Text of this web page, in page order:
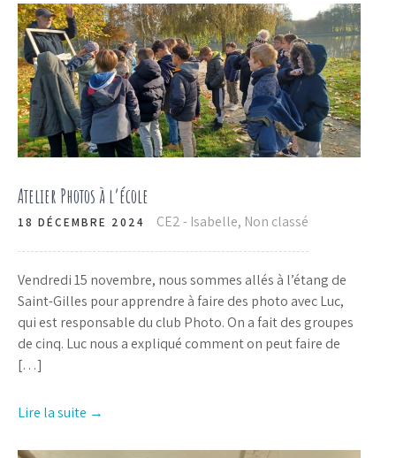
Atelier Photos à l’école
18 DÉCEMBRE 2024 CE2 - Isabelle, Non classé
Vendredi 15 novembre, nous sommes allés à l’étang de
Saint-Gilles pour apprendre à faire des photo avec Luc,
qui est responsable du club Photo. On a fait des groupes
de cinq. Luc nous a expliqué comment on peut faire de
[…]
Lire la suite →